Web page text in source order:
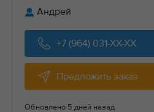
Андрей
+7 (964) 031-XX-XX
Предложить заказ
Обновлено 5 дней назад